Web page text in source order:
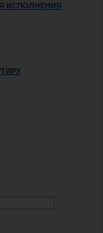
ИСПОЛНЕНИЯ